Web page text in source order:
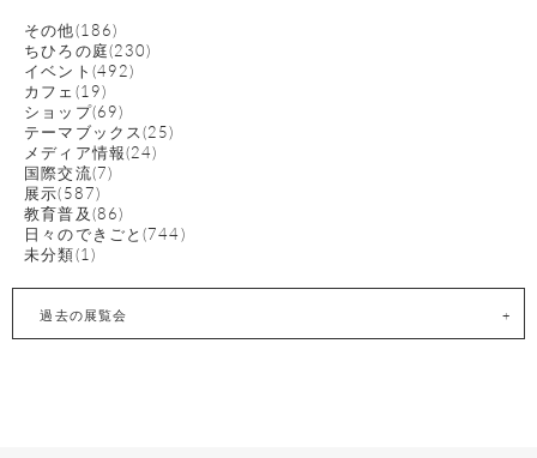
その他(186)
ちひろの庭(230)
イベント(492)
カフェ(19)
ショップ(69)
テーマブックス(25)
メディア情報(24)
国際交流(7)
展示(587)
教育普及(86)
日々のできごと(744)
未分類(1)
過去の展覧会